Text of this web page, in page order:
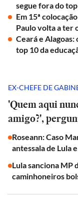
segue fora do
Em 15ª
Paulo volta a ter
Ceará e Alagoas:
top 10 da
EX-CHEFE DE
'Quem aqui
amigo?',
Roseann: Caso
antessala de Lula
Lula sanciona
caminhoneiros